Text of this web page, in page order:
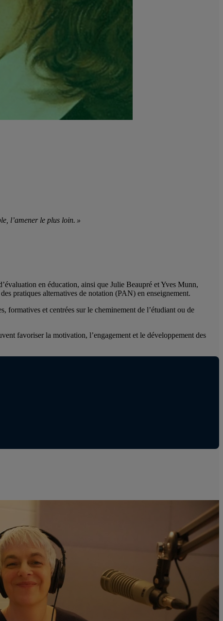
l’amener le plus loin. »
en éducation, ainsi que Julie Beaupré et Yves Munn,
pratiques alternatives de notation (PAN) en enseignement.
formatives et centrées sur le cheminement de l’étudiant ou de
favoriser la motivation, l’engagement et le développement des